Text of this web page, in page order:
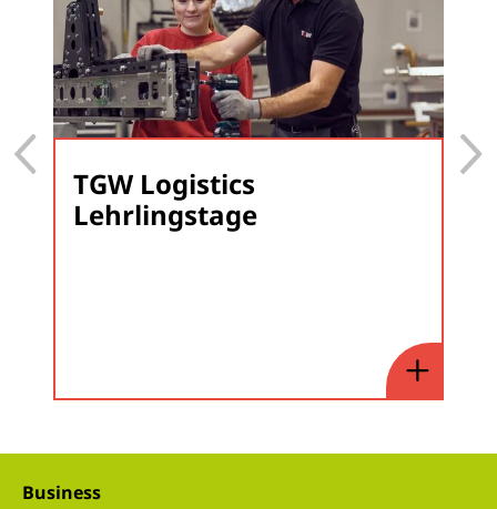
TGW Logistics
Lehrlingstage
Business